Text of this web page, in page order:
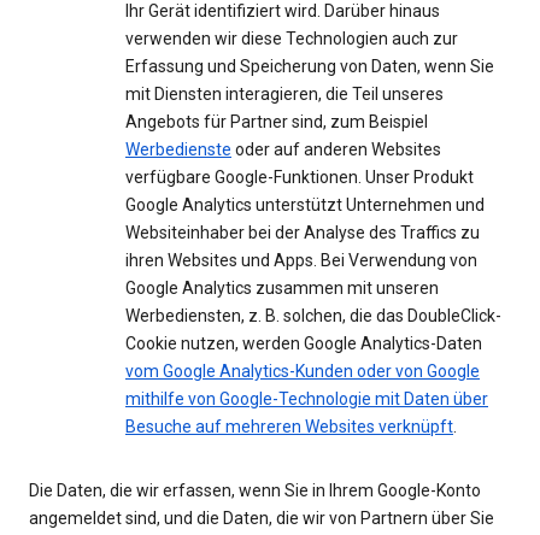
Ihr Gerät identifiziert wird. Darüber hinaus
verwenden wir diese Technologien auch zur
Erfassung und Speicherung von Daten, wenn Sie
mit Diensten interagieren, die Teil unseres
Angebots für Partner sind, zum Beispiel
Werbedienste oder auf anderen Websites
verfügbare Google-Funktionen. Unser Produkt
Google Analytics unterstützt Unternehmen und
Websiteinhaber bei der Analyse des Traffics zu
ihren Websites und Apps. Bei Verwendung von
Google Analytics zusammen mit unseren
Werbediensten, z. B. solchen, die das DoubleClick-
Cookie nutzen, werden Google Analytics-Daten
vom Google Analytics-Kunden oder von Google
mithilfe von Google-Technologie mit Daten über
Besuche auf mehreren Websites verknüpft.
Die Daten, die wir erfassen, wenn Sie in Ihrem Google-Konto
angemeldet sind, und die Daten, die wir von Partnern über Sie